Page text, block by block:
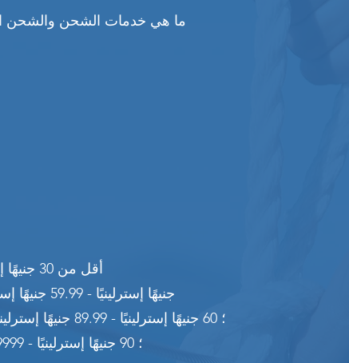
ما هي خدمات الشحن والشحن
أقل من 30 جنيهًا إسترلينيًا و3.00 جنيهًا إسترلينيًا
30 جنيهًا إسترلينيًا - 59.99 جنيهًا إسترلينيًا 6.00 جنيهًا إسترلينيًا
& nbsp؛ 60 جنيهًا إسترلينيًا - 89.99 جنيهًا إسترلينيًا 7.00 جنيهًا إسترلينيًا
& nbsp؛ 90 جنيهًا إسترلينيًا - 9999 جنيهًا إسترلينيًا مجانًا